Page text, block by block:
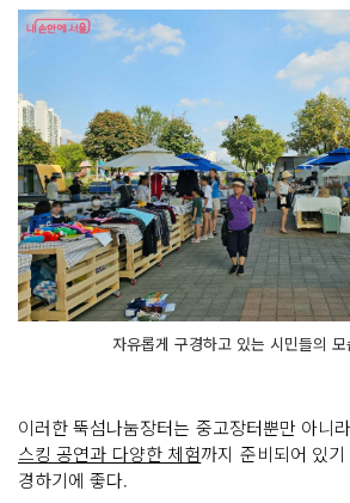
자유롭게 구경하고 있는 시민들의
이러한 뚝섬나눔장터는 중고장터뿐만 아니
스킹 공연과 다양한 체험까지 준비되어 있
경하기에 좋다.